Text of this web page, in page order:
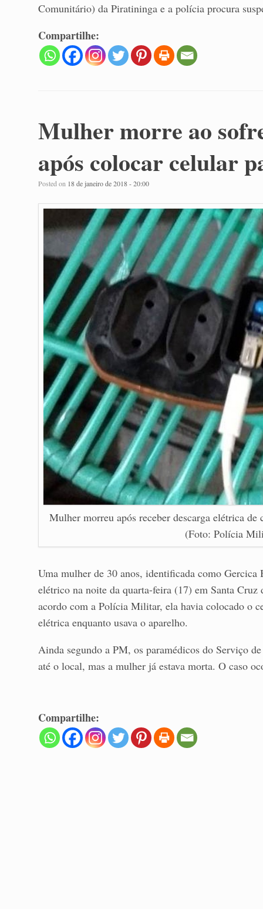
Comunitário) da Piratininga e a polícia procura
Compartilhe:
Mulher morre ao
após colocar celular
Posted on 18 de janeiro de 2018 - 20:00
Mulher morreu após receber descarga elétrica
(Foto: Polícia
Uma mulher de 30 anos, identificada como
elétrico na noite da quarta-feira (17) em Santa
acordo com a Polícia Militar, ela havia colocado o
elétrica enquanto usava o aparelho.
Ainda segundo a PM, os paramédicos do Serviço
até o local, mas a mulher já estava morta. O caso
Compartilhe: